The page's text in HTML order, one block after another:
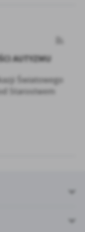
AUTYZMU
Światowego
Starostwem